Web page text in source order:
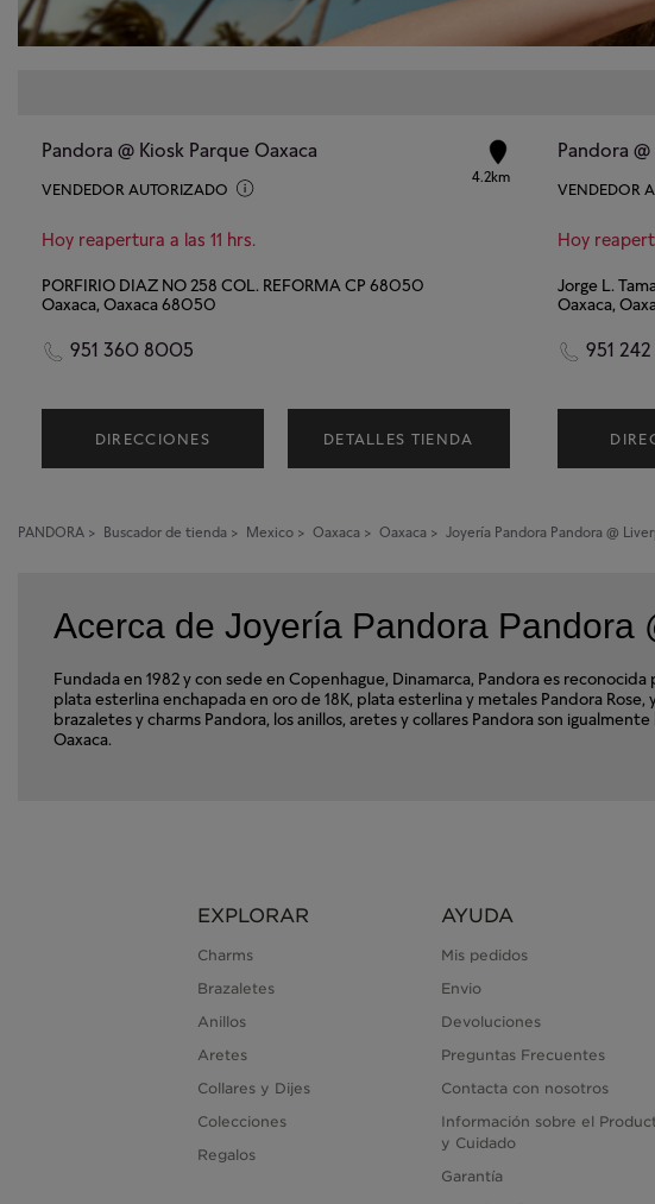
Pandora @ Kiosk Parque Oaxaca
VENDEDOR AUTORIZADO
Hoy reapertura a las 11 hrs.
4.2km
PORFIRIO DIAZ NO 258 COL. REFORMA CP 68050
Oaxaca, Oaxaca 68050
951 360 8005
DIRECCIONES DETALLES TIENDA
Pandora
VENDEDOR
Hoy
Jorge L.
Oaxaca,
951
PANDORA > Buscador de tienda > Mexico > Oaxaca > Oaxaca > Joyería Pandora Pandora @
Acerca de Joyería Pandora Pandora
Fundada en 1982 y con sede en Copenhague, Dinamarca, Pandora es
plata esterlina enchapada en oro de 18K, plata esterlina y metales Pandora
brazaletes y charms Pandora, los anillos, aretes y collares Pandora son
Oaxaca.
EXPLORAR
Charms
Brazaletes
Anillos
Aretes
Collares y Dijes
Colecciones
Regalos
AYUDA
Mis pedidos
Envio
Devoluciones
Preguntas Frecuentes
Contacta con nosotros
Información sobre el
y Cuidado
Garantía